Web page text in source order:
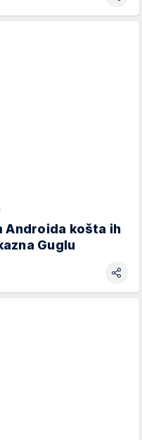
Androida košta ih
Guglu